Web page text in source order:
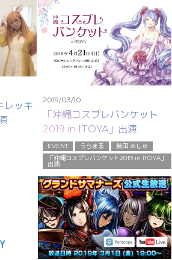
レッキ
2019/03/10
「沖縄コスプレバンケット
2019 in ITOYA」出演
EVENT うらまる
猫田 あしゅ
「沖縄コスプレバンケット2019 in ITOYA」
出演